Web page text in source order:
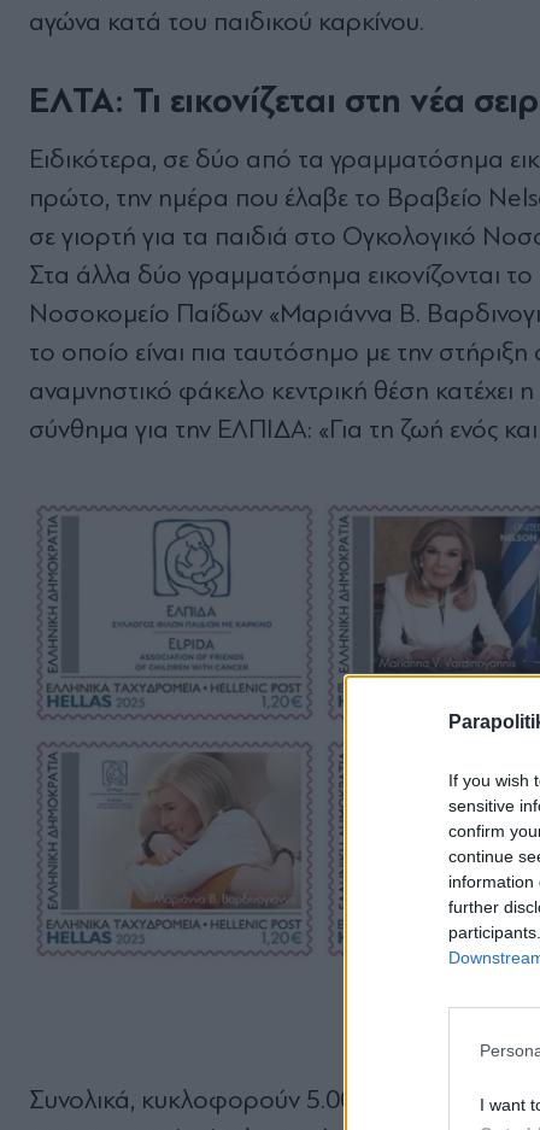
If you wish
sensitive
confirm
continue
information
further
I want
αγώνα κατά του παιδικού καρκίνου.
ΕΛΤΑ: Τι εικονίζεται στη νέα
Ειδικότερα, σε δύο από τα γραμματόσημα
πρώτο, την ημέρα που έλαβε το Βραβείο
σε γιορτή για τα παιδιά στο Ογκολογικό
Στα άλλα δύο γραμματόσημα εικονίζονται
Νοσοκομείο Παίδων «Μαριάννα Β.
το οποίο είναι πια ταυτόσημο με την στήριξη
αναμνηστικό φάκελο κεντρική θέση
σύνθημα για την ΕΛΠΙΔΑ: «Για τη ζωή ενός και
Συνολικά, κυκλοφορούν 5.000 φυλλαράκια